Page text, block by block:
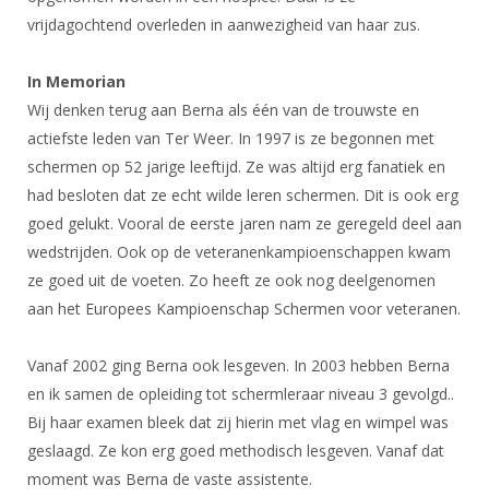
Contact
Medewerkers
Samenwerking
Alle Verenigingen
Nieuws
Verenigingsondersteuning
Oprichting Vereniging
Overschrijven leden
Wedstrijdkalender
NK's
JPT
JEC
Veteranenwedstrijden
Wedstrijdorganisatie
Nieuws
Scheidsrechterslijst
Import inschrijvingen uit Nahouw
Verwerk wedstrijduitslagen
Leraar
Voor scheidsrechters
Nieuws
Scheidsrechterslijst
Scheidsrechter Documentatie
Opleidingen
Tuchtzaken
Archief
Infotheek
ALV
Touché
vrijdagochtend overleden in aanwezigheid van haar zus.
In Memorian
Wij denken terug aan Berna als één van de trouwste en
actiefste leden van Ter Weer. In 1997 is ze begonnen met
schermen op 52 jarige leeftijd. Ze was altijd erg fanatiek en
had besloten dat ze echt wilde leren schermen. Dit is ook erg
goed gelukt. Vooral de eerste jaren nam ze geregeld deel aan
wedstrijden. Ook op de veteranenkampioenschappen kwam
ze goed uit de voeten. Zo heeft ze ook nog deelgenomen
aan het Europees Kampioenschap Schermen voor veteranen.
Vanaf 2002 ging Berna ook lesgeven. In 2003 hebben Berna
en ik samen de opleiding tot schermleraar niveau 3 gevolgd..
Bij haar examen bleek dat zij hierin met vlag en wimpel was
geslaagd. Ze kon erg goed methodisch lesgeven. Vanaf dat
moment was Berna de vaste assistente.